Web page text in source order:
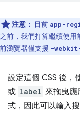
注意： 目前 app-
之前，我們打算繼續使用
前瀏覽器僅支援 -
設定這個 CSS 後，
或 label 來拖曳
式，因此可以輸入搜